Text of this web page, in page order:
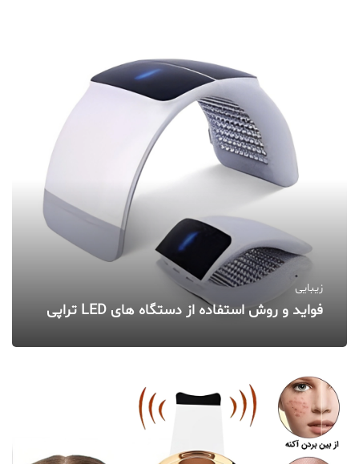
زیبایی
فواید و روش استفاده از دستگاه‌ های LED تراپی